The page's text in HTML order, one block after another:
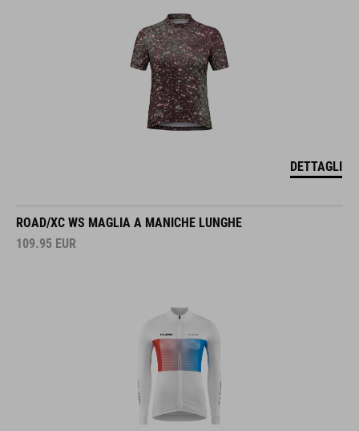
DETTAGLI
ROAD/XC WS MAGLIA A MANICHE LUNGHE
109.95 EUR